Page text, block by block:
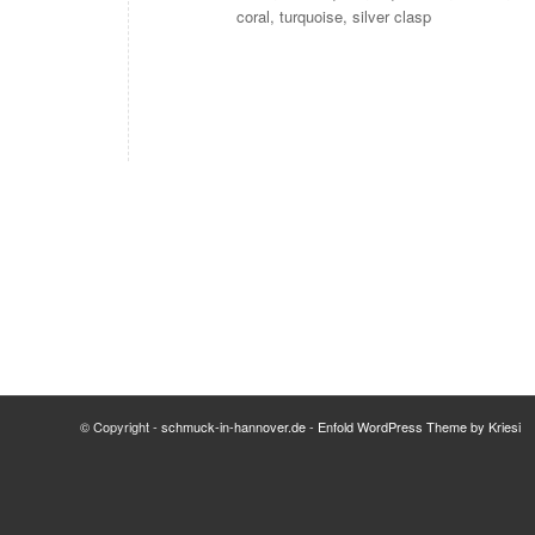
coral, turquoise, silver clasp
© Copyright - schmuck-in-hannover.de- Enfold WordPress Theme by Kriesi